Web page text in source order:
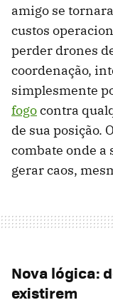
amigo se
custos
perder drones
coordenação,
simplesmente
fogocontra
de sua posição.
combate onde a
gerar caos,
Nova lógica:
existirem